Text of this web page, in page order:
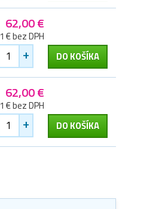
62,00 €
€ bez DPH
+ DO KOŠÍKA
62,00 €
€ bez DPH
+ DO KOŠÍKA